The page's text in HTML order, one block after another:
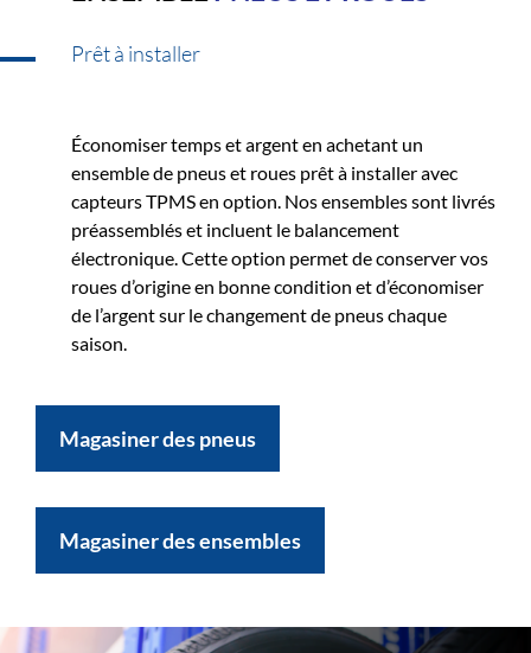
Prêt à installer
Économiser temps et argent en achetant un
ensemble de pneus et roues prêt à installer avec
capteurs TPMS en option. Nos ensembles sont livrés
préassemblés et incluent le balancement
électronique. Cette option permet de conserver vos
roues d’origine en bonne condition et d’économiser
de l’argent sur le changement de pneus chaque
saison.
Magasiner des pneus
Magasiner des ensembles